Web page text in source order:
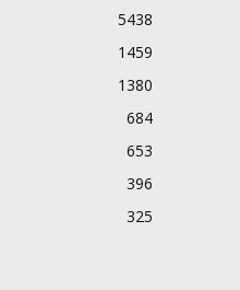
5438
1459
1380
684
653
396
325